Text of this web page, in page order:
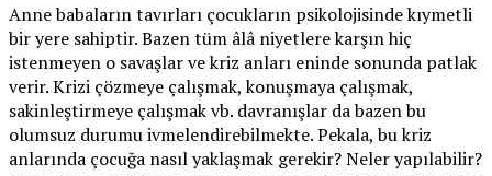
Anne babaların tavırları çocukların psikolojisinde kıymetli
bir yere sahiptir. Bazen tüm âlâ niyetlere karşın hiç
istenmeyen o savaşlar ve kriz anları eninde sonunda patlak
verir. Krizi çözmeye çalışmak, konuşmaya çalışmak,
sakinleştirmeye çalışmak vb. davranışlar da bazen bu
olumsuz durumu ivmelendirebilmekte. Pekala, bu kriz
anlarında çocuğa nasıl yaklaşmak gerekir? Neler yapılabilir?